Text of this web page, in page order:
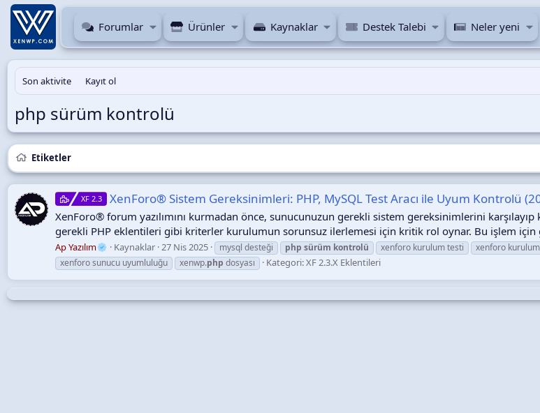
Forumlar Ürünler Kaynaklar Destek Talebi Neler yeni
Son aktivite Kayıt ol
php sürüm kontrolü
Etiketler
XF 2.3 XenForo® Sistem Gereksinimleri: PHP, MySQL Test Aracı ile Uyum Kontrolü
XenForo® forum yazılımını kurmadan önce, sunucunuzun gerekli sistem gereksinimlerini
gerekli PHP eklentileri gibi kriterler kurulumun sorunsuz ilerlemesi için kritik rol oynar. Bu işlem için
Ap Yazılım Kaynaklar 27 Nis 2025 mysql desteği php sürüm kontrolü xenforo kurulum testi xenforo
xenforo sunucu uyumluluğu
xenwp.php dosyası Kategori:XF 2.3.X Eklentileri